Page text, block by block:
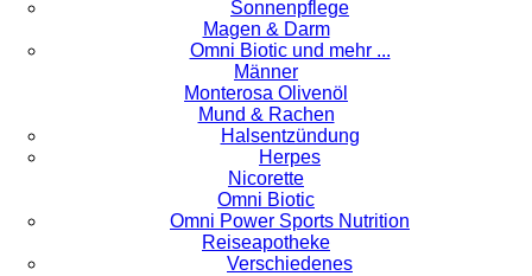
Sonnenpflege
Magen & Darm
Omni Biotic und mehr ...
Männer
Monterosa Olivenöl
Mund & Rachen
Halsentzündung
Herpes
Nicorette
Omni Biotic
Omni Power Sports Nutrition
Reiseapotheke
Verschiedenes